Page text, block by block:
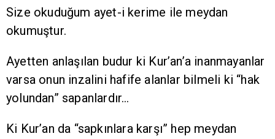
Size okuduğum ayet-i kerime ile meydan
okumuştur.
Ayetten anlaşılan budur ki Kur’an’a inanmayanlar
varsa onun inzalini hafife alanlar bilmeli ki “hak
yolundan” sapanlardır…
Ki Kur’an da “sapkınlara karşı” hep meydan